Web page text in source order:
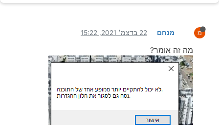
מ מנחם 22 בדצמ׳ 2021, 15:22
מה זה אומר?